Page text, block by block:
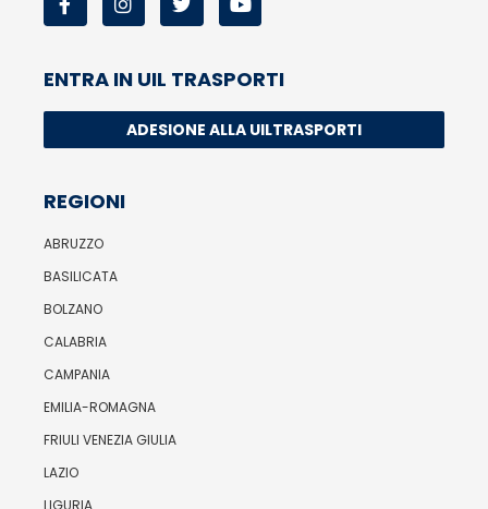
ENTRA IN UIL TRASPORTI
ADESIONE ALLA UILTRASPORTI
REGIONI
ABRUZZO
BASILICATA
BOLZANO
CALABRIA
CAMPANIA
EMILIA-ROMAGNA
FRIULI VENEZIA GIULIA
LAZIO
LIGURIA